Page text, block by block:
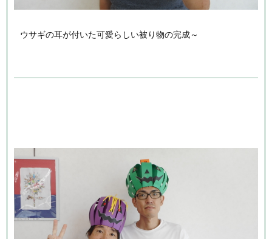
ウサギの耳が付いた可愛らしい被り物の完成～